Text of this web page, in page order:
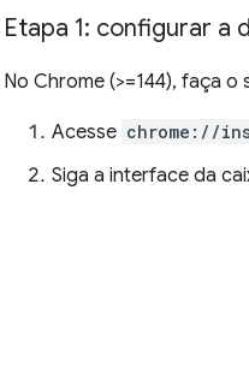
Etapa 1: configurar a
No Chrome (>=144), faça
Acesse chrome://
Siga a interface da